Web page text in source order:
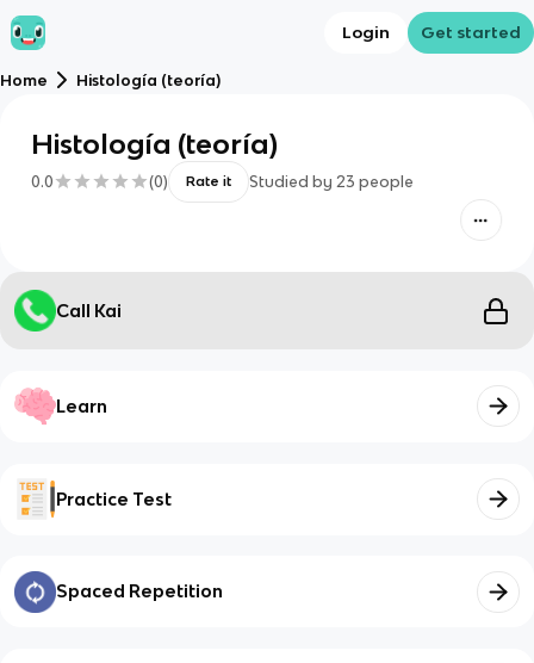
Login Get started
Home Histología (teoría)
Histología (teoría)
0.0 (0) Rate it Studied by 23 people
Call Kai
Learn
Practice Test
Spaced Repetition